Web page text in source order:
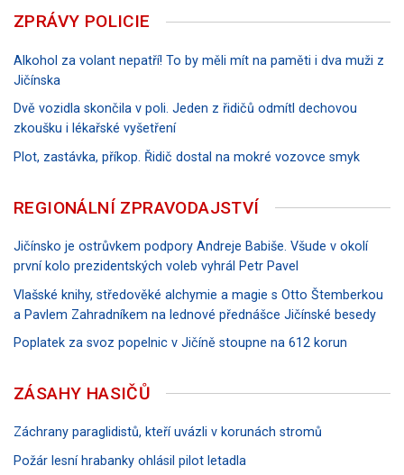
ZPRÁVY POLICIE
Alkohol za volant nepatří! To by měli mít na paměti i dva muži z
Jičínska
Dvě vozidla skončila v poli. Jeden z řidičů odmítl dechovou
zkoušku i lékařské vyšetření
Plot, zastávka, příkop. Řidič dostal na mokré vozovce smyk
REGIONÁLNÍ ZPRAVODAJSTVÍ
Jičínsko je ostrůvkem podpory Andreje Babiše. Všude v okolí
první kolo prezidentských voleb vyhrál Petr Pavel
Vlašské knihy, středověké alchymie a magie s Otto Štemberkou
a Pavlem Zahradníkem na lednové přednášce Jičínské besedy
Poplatek za svoz popelnic v Jičíně stoupne na 612 korun
ZÁSAHY HASIČŮ
Záchrany paraglidistů, kteří uvázli v korunách stromů
Požár lesní hrabanky ohlásil pilot letadla